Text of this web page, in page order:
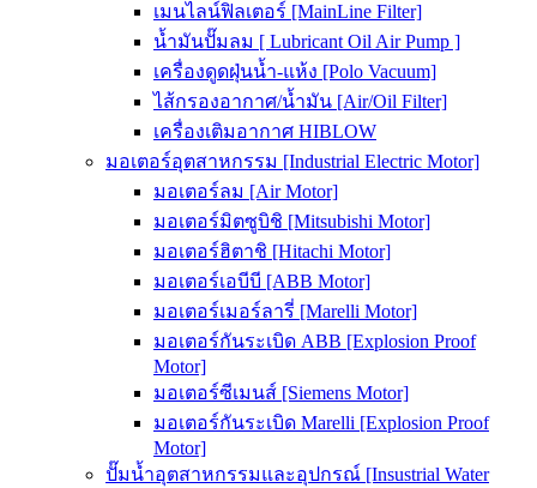
เมนไลน์ฟิลเตอร์ [MainLine Filter]
น้ำมันปั๊มลม [ Lubricant Oil Air Pump ]
เครื่องดูดฝุ่นน้ำ-แห้ง [Polo Vacuum]
ไส้กรองอากาศ/น้ำมัน [Air/Oil Filter]
เครื่องเติมอากาศ HIBLOW
มอเตอร์อุตสาหกรรม [Industrial Electric Motor]
มอเตอร์ลม [Air Motor]
มอเตอร์มิตซูบิชิ [Mitsubishi Motor]
มอเตอร์ฮิตาชิ [Hitachi Motor]
มอเตอร์เอบีบี [ABB Motor]
มอเตอร์เมอร์ลารี่ [Marelli Motor]
มอเตอร์กันระเบิด ABB [Explosion Proof
Motor]
มอเตอร์ซีเมนส์ [Siemens Motor]
มอเตอร์กันระเบิด Marelli [Explosion Proof
Motor]
ปั๊มน้ำอุตสาหกรรมและอุปกรณ์ [Insustrial Water